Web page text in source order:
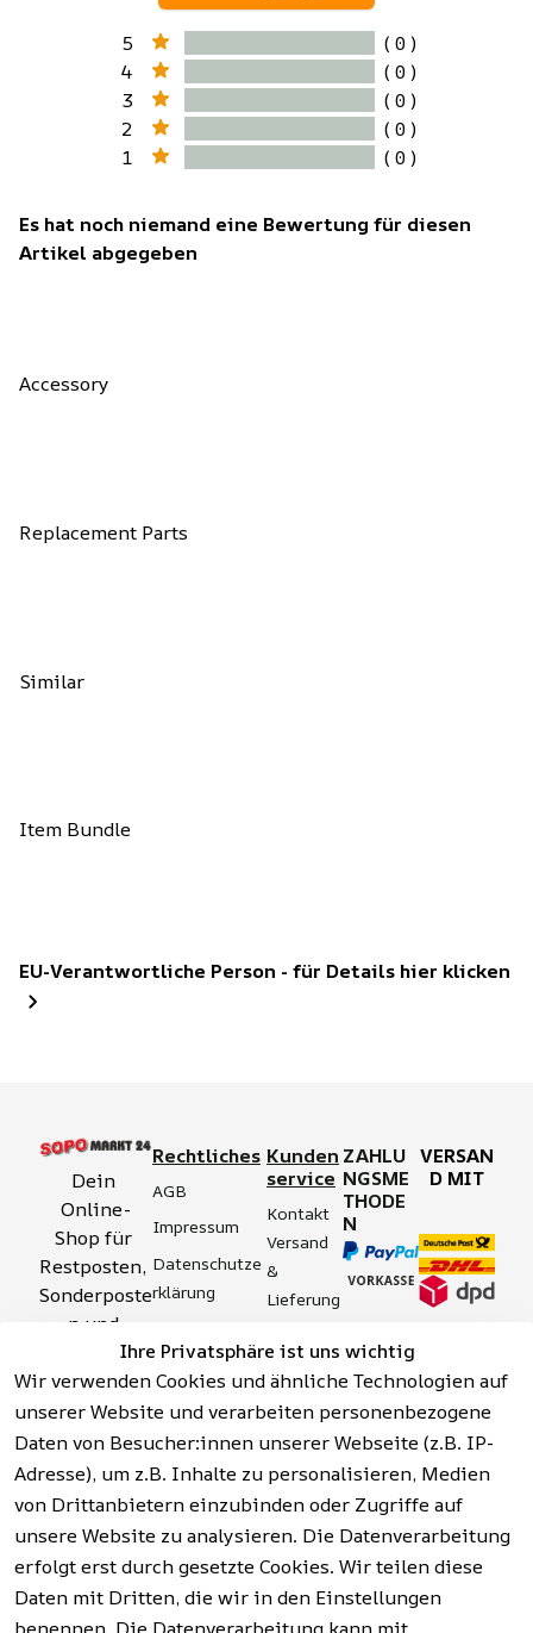
5
( 0 )
4
( 0 )
3
( 0 )
2
( 0 )
1
( 0 )
Es hat noch niemand eine Bewertung für diesen
Artikel abgegeben
Accessory
Replacement Parts
Similar
Item Bundle
EU-Verantwortliche Person - für Details hier klicken
Ihre Privatsphäre ist uns wichtig
Wir verwenden Cookies und ähnliche Technologien auf
unserer Website und verarbeiten personenbezogene
Daten von Besucher:innen unserer Webseite (z.B. IP-
Adresse), um z.B. Inhalte zu personalisieren, Medien
von Drittanbietern einzubinden oder Zugriffe auf
unsere Website zu analysieren. Die Datenverarbeitung
erfolgt erst durch gesetzte Cookies. Wir teilen diese
Daten mit Dritten, die wir in den Einstellungen
Dein
Online-
Shop für
Restposten,
Sonderposte
n und
Aktionsartik
el rund um
Werkzeuge,
Garten,
Haushalt
und mehr.
Vertrag
widerrufen
Rechtliches
AGB
Impressum
Datenschutze
rklärung
tserklärung
Widerrufsrech
t
Hinweise zur
Batterieentso
rgung
Kunden
service
Kontakt
Versand
&
Lieferung
&
Sicherhei
t
Häufige
Fragen
(FAQ)
ZAHLU
NGSME
THODE
N
VERSAN
D MIT